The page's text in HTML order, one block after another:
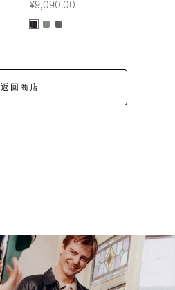
¥9,090.00
返回商店